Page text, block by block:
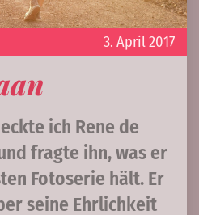
3. April 2017
ich Rene de
fragte ihn, was er
Fotoserie hält. Er
seine Ehrlichkeit